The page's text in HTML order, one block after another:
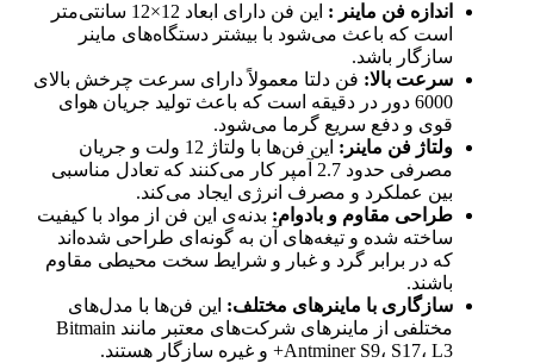
اندازه فن ماینر :
این فن دارای ابعاد 12×12 سانتی‌متر
است که باعث می‌شود با بیشتر دستگاه‌های ماینر
سازگار باشد.
سرعت بالا: فن دلتا معمولاً دارای سرعت چرخش بالای
6000 دور در دقیقه است که باعث تولید جریان هوای
قوی و دفع سریع گرما می‌شود.
ولتاژ فن ماینر:
این فن‌ها با ولتاژ 12 ولت و جریان
مصرفی حدود 2.7 آمپر کار می‌کنند که تعادل مناسبی
بین عملکرد و مصرف انرژی ایجاد می‌کند.
طراحی مقاوم و بادوام: بدنه‌ی این فن از مواد با کیفیت
ساخته شده و تیغه‌های آن به گونه‌ای طراحی شده‌اند
که در برابر گرد و غبار و شرایط سخت محیطی مقاوم
باشند.
سازگاری با ماینرهای مختلف: این فن‌ها با مدل‌های
مختلفی از ماینرهای شرکت‌های معتبر مانند Bitmain
Antminer S9، S17، L3+ و غیره سازگار هستند.